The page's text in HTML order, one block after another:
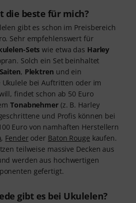
die beste für mich?
gibt es schon im Preisbereich
Sehr empfehlenswert für
Sets wie etwa das Harley
Solch ein Set beinhaltet
Saiten, Plektren und ein
Ukulele bei Auftritten oder im
findet schon ab 50 Euro
Tonabnehmer(z. B. Harley
und Profis können bei
Euro von namhaften Herstellern
, Fenderoder Baton Rouge kaufen.
teilweise massive Decken aus
werden aus hochwertigen
gefertigt.
gibt es bei Ukulelen?